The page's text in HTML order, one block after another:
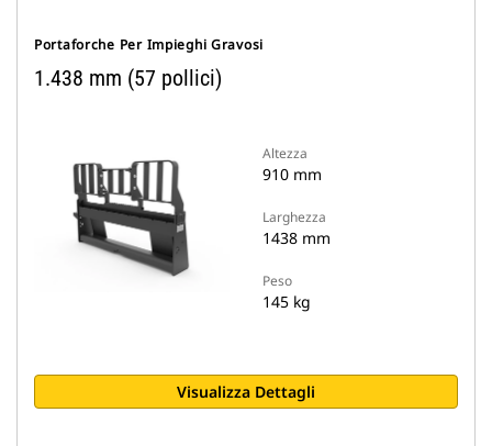
Portaforche Per Impieghi Gravosi
1.438 mm (57 pollici)
Altezza
910 mm
Larghezza
1438 mm
Peso
145 kg
Visualizza Dettagli